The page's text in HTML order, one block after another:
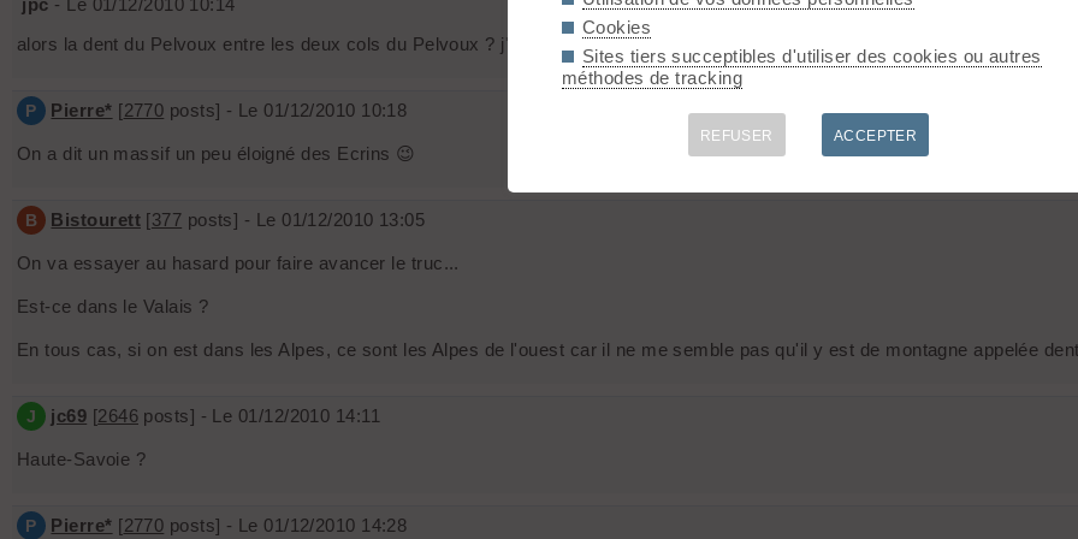
jpc - Le 01/12/2010 10:14
alors la dent du Pelvoux entre les deux cols du Pelvoux ? j'avais écarté à cause de l'éperon qui masque le bas du couloir, on
P Pierre* [2770 posts] - Le 01/12/2010 10:18
On a dit un massif un peu éloigné des Ecrins 😉
B Bistourett[377 posts] - Le 01/12/2010 13:05
On va essayer au hasard pour faire avancer le truc...
Est-ce dans le Valais ?
En tous cas, si on est dans les Alpes, ce sont les Alpes de l'ouest car il ne me semble pas qu'il y est de montagne appelée
J jc69 [2646posts] - Le 01/12/2010 14:11
Haute-Savoie ?
P Pierre* [2770 posts] - Le 01/12/2010 14:28
Cookies
Sites tiers succeptibles d'utiliser des cookies ou autres
méthodes de tracking
REFUSER ACCEPTER